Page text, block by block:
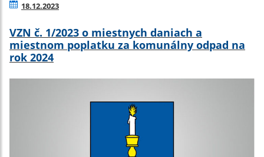
18.12.2023
VZN č. 1/2023 o miestnych daniach a
miestnom poplatku za komunálny odpad na
rok 2024